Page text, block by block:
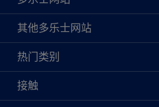
关于我们
联系我们
查找店铺
网站地图
其他多乐士网站
焕新服务
多乐士专业
天猫官方旗舰店
热门类别
颜色
产品
接触